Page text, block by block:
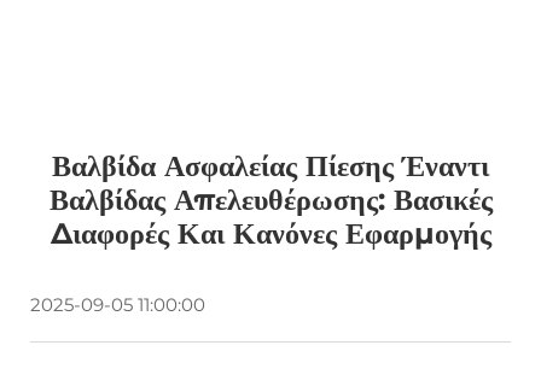
Βαλβίδα Ασφαλείας Πίεσης Έναντι
Βαλβίδας Απελευθέρωσης: Βασικές
Διαφορές Και Κανόνες Εφαρμογής
2025-09-05 11:00:00